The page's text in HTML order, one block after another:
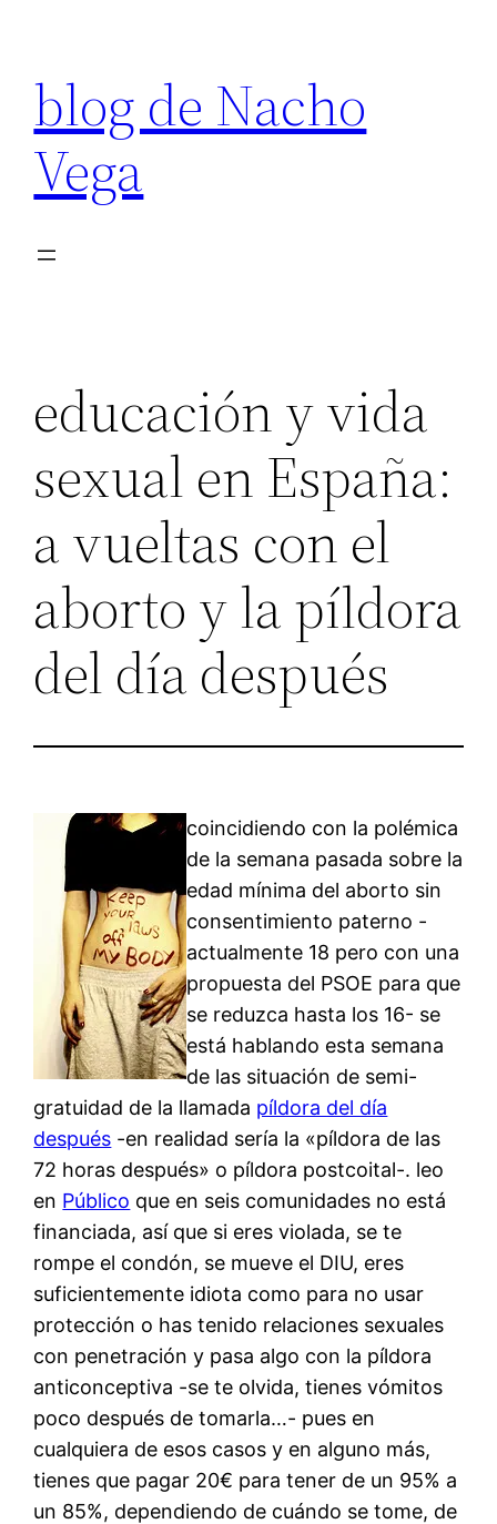
contenido
blog de Nacho
Vega
educación y vida
sexual en España:
a vueltas con el
aborto y la píldora
del día después
coincidiendo con la polémica
de la semana pasada sobre la
edad mínima del aborto sin
consentimiento paterno -
actualmente 18 pero con una
propuesta del PSOE para que
se reduzca hasta los 16- se
está hablando esta semana
de las situación de semi-
gratuidad de la llamada píldora del día
después -en realidad sería la «píldora de las
72 horas después» o píldora postcoital-. leo
en Público que en seis comunidades no está
financiada, así que si eres violada, se te
rompe el condón, se mueve el DIU, eres
suficientemente idiota como para no usar
protección o has tenido relaciones sexuales
con penetración y pasa algo con la píldora
anticonceptiva -se te olvida, tienes vómitos
poco después de tomarla…- pues en
cualquiera de esos casos y en alguno más,
tienes que pagar 20€ para tener de un 95% a
un 85%, dependiendo de cuándo se tome, de